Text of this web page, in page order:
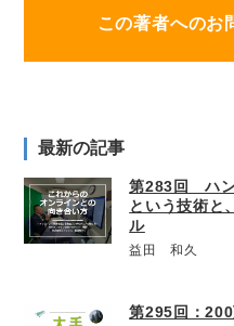
この著者へのお
最新の記事
第283回 ハン
という技術と
ル
益田 和久
第295回：